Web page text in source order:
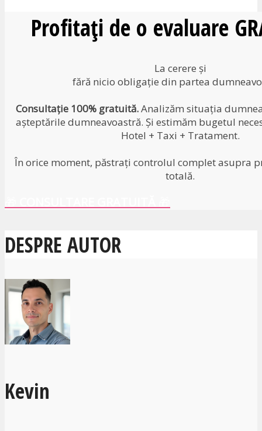
Profitați de o evaluare
La cerere și
fără nicio obligație din partea
Consultație 100% gratuită.Analizăm situația
așteptările dumneavoastră. Și estimăm bugetul
Hotel + Taxi + Tratament.
În orice moment, păstrați controlul complet asupra
totală.
DESPRE AUTOR
Kevin